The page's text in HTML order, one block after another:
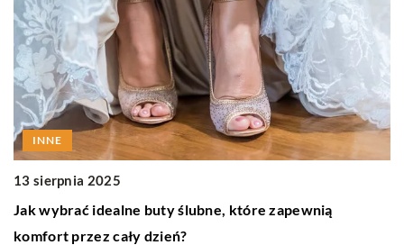
INNE
13 sierpnia 2025
Jak wybrać idealne buty ślubne, które zapewnią
komfort przez cały dzień?